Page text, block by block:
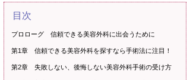
目次
プロローグ 信頼できる美容外科に出会うために
第1章 信頼できる美容外科を探すなら手術法に注目！
第2章 失敗しない、後悔しない美容外科手術の受け方